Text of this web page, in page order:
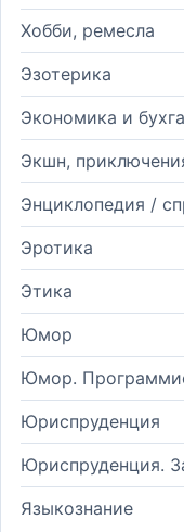
Хобби, ремесла
Эзотерика
Экономика и
Экшн,
Энциклопедия /
Эротика
Этика
Юмор
Юмор.
Юриспруденция
Юриспруденция.
Языкознание